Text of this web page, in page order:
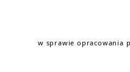
w sprawie opracowania